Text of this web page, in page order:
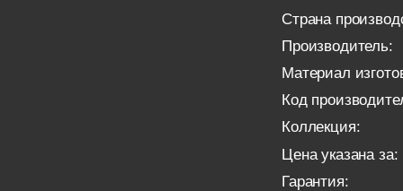
Страна
Производитель:
Материал
Код
Коллекция:
Цена указана за:
Гарантия: